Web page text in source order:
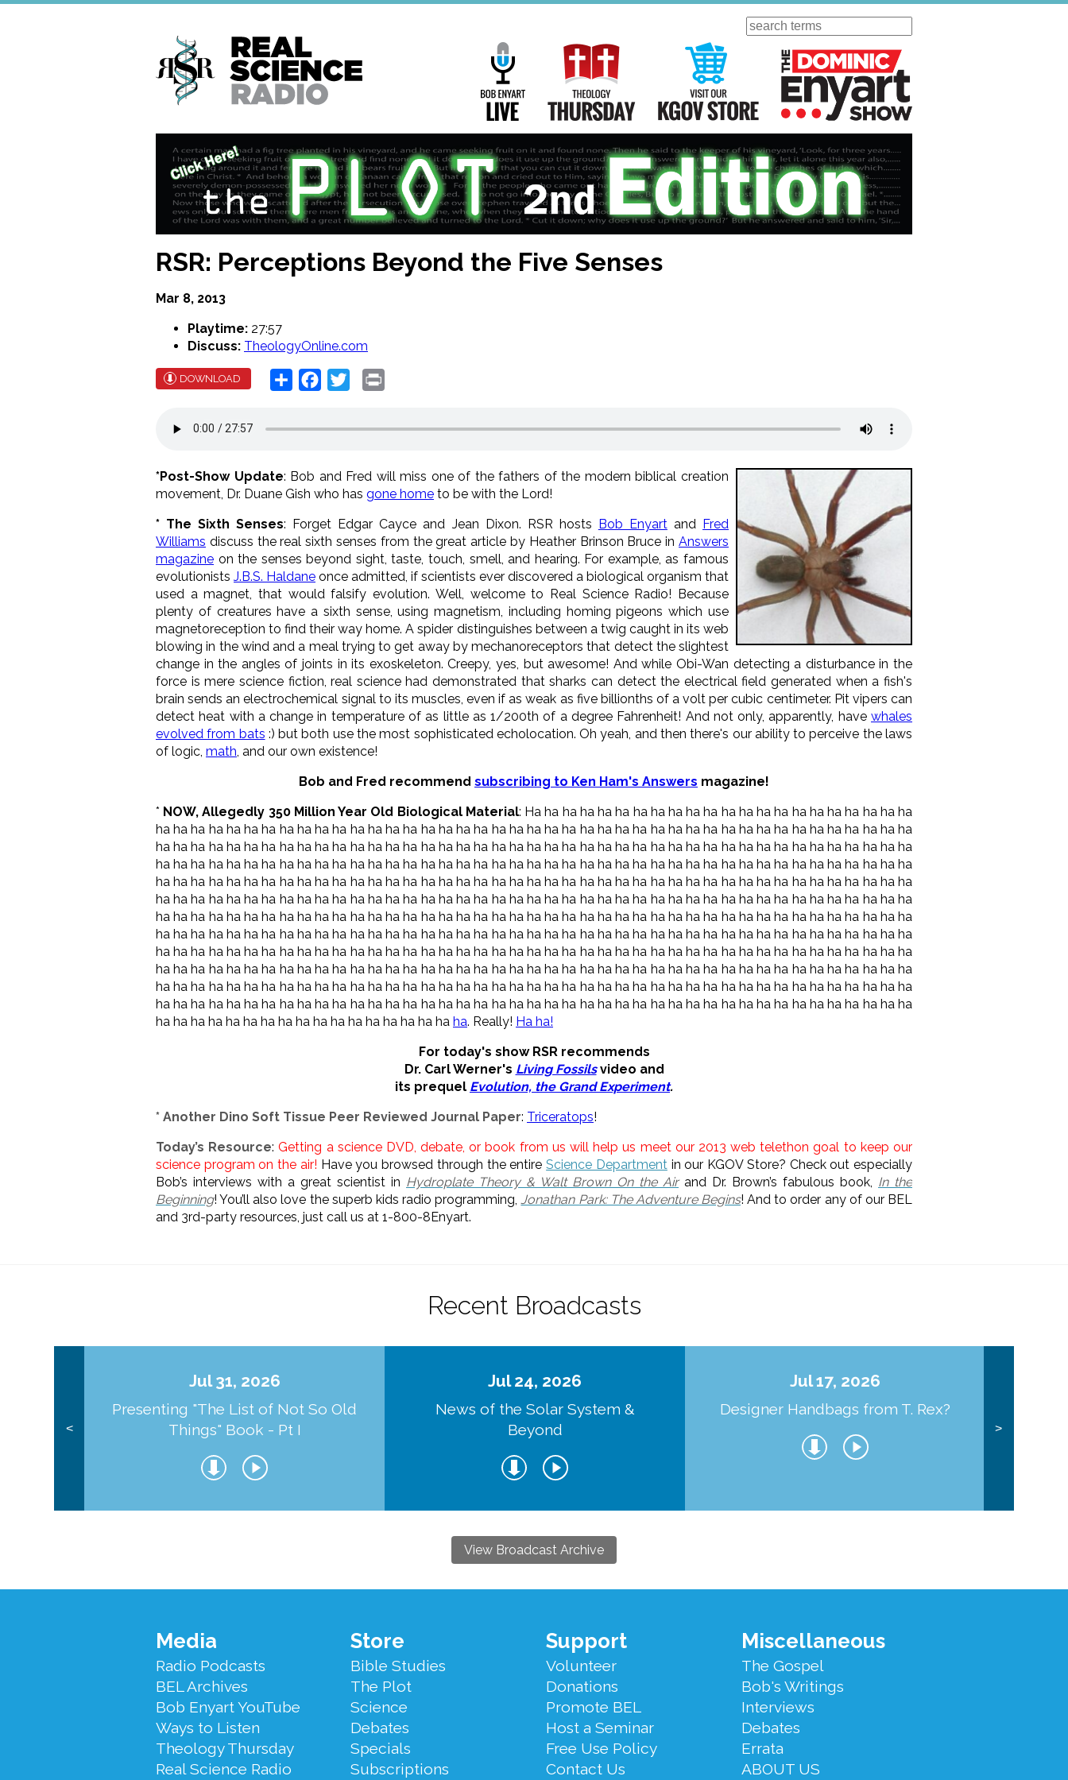
Skip
Search
Main
Navigation
Bob Enyart Live Theology Thursday Visit Our KGOV Store
RSR: Perceptions Beyond the Five Senses
Mar 8, 2013
Playtime: 27:57
Discuss: TheologyOnline.com
DOWNLOAD Share Facebook
Twitter
*Post-Show Update: Bob and Fred will miss one of the fathers of the modern biblical creation
movement, Dr. Duane Gish who has gone home to be with the Lord!
* The Sixth Senses: Forget Edgar Cayce and Jean Dixon. RSR hosts Bob Enyartand Fred
Williams discuss the real sixth senses from the great article by Heather Brinson Bruce in Answers
magazine on the senses beyond sight, taste, touch, smell, and hearing. For example, as famous
evolutionists J.B.S. Haldane once admitted, if scientists ever discovered a biological organism that
used a magnet, that would falsify evolution. Well, welcome to Real Science Radio! Because
plenty of creatures have a sixth sense, using magnetism, including homing pigeons which use
magnetoreception to find their way home. A spider distinguishes between a twig caught in its web
blowing in the wind and a meal trying to get away by mechanoreceptors that detect the slightest
change in the angles of joints in its exoskeleton. Creepy, yes, but awesome! And while Obi-Wan detecting a disturbance in the
force is mere science fiction, real science had demonstrated that sharks can detect the electrical field generated when a fish's
brain sends an electrochemical signal to its muscles, even if as weak as five billionths of a volt per cubic centimeter. Pit vipers can
detect heat with a change in temperature of as little as 1/200th of a degree Fahrenheit! And not only, apparently, have whales
evolved from bats :) but both use the most sophisticated echolocation. Oh yeah, and then there's our ability to perceive the laws
of logic, math , and our own existence!
Bob and Fred recommend subscribing to Ken Ham's Answers magazine!
* NOW, Allegedly 350 Million Year Old Biological Material: Ha ha ha ha ha ha ha ha ha ha ha ha ha ha ha ha ha ha ha ha ha ha
ha ha ha ha ha ha ha ha ha ha ha ha ha ha ha ha ha ha ha ha ha ha ha ha ha ha ha ha ha ha ha ha ha ha ha ha ha ha ha ha ha ha ha
ha ha ha ha ha ha ha ha ha ha ha ha ha ha ha ha ha ha ha ha ha ha ha ha ha ha ha ha ha ha ha ha ha ha ha ha ha ha ha ha ha ha ha
ha ha ha ha ha ha ha ha ha ha ha ha ha ha ha ha ha ha ha ha ha ha ha ha ha ha ha ha ha ha ha ha ha ha ha ha ha ha ha ha ha ha ha
ha ha ha ha ha ha ha ha ha ha ha ha ha ha ha ha ha ha ha ha ha ha ha ha ha ha ha ha ha ha ha ha ha ha ha ha ha ha ha ha ha ha ha
ha ha ha ha ha ha ha ha ha ha ha ha ha ha ha ha ha ha ha ha ha ha ha ha ha ha ha ha ha ha ha ha ha ha ha ha ha ha ha ha ha ha ha
ha ha ha ha ha ha ha ha ha ha ha ha ha ha ha ha ha ha ha ha ha ha ha ha ha ha ha ha ha ha ha ha ha ha ha ha ha ha ha ha ha ha ha
ha ha ha ha ha ha ha ha ha ha ha ha ha ha ha ha ha ha ha ha ha ha ha ha ha ha ha ha ha ha ha ha ha ha ha ha ha ha ha ha ha ha ha
ha ha ha ha ha ha ha ha ha ha ha ha ha ha ha ha ha ha ha ha ha ha ha ha ha ha ha ha ha ha ha ha ha ha ha ha ha ha ha ha ha ha ha
ha ha ha ha ha ha ha ha ha ha ha ha ha ha ha ha ha ha ha ha ha ha ha ha ha ha ha ha ha ha ha ha ha ha ha ha ha ha ha ha ha ha ha
ha ha ha ha ha ha ha ha ha ha ha ha ha ha ha ha ha ha ha ha ha ha ha ha ha ha ha ha ha ha ha ha ha ha ha ha ha ha ha ha ha ha ha
ha ha ha ha ha ha ha ha ha ha ha ha ha ha ha ha ha ha ha ha ha ha ha ha ha ha ha ha ha ha ha ha ha ha ha ha ha ha ha ha ha ha ha
ha ha ha ha ha ha ha ha ha ha ha ha ha ha ha ha ha ha. Really! Ha ha!
For today's show RSR recommends
Dr. Carl Werner's Living Fossilsvideo and
its prequel Evolution, the Grand Experiment.
* Another Dino Soft Tissue Peer Reviewed Journal Paper: Triceratops!
Today’s Resource:Getting a science DVD, debate, or book from us will help us meet our 2013 web telethon goal to keep our
science program on the air! Have you browsed through the entireScience Department in our KGOV Store? Check out especially
Bob’s interviews with a great scientist in Hydroplate Theory & Walt Brown On the Airand Dr. Brown’s fabulous book, In the
Beginning! You’ll also love the superb kids radio programming, Jonathan Park: The Adventure Begins! And to order any of our BEL
and 3rd-party resources, just call us at 1-800-8Enyart.
Recent Broadcasts
<
Jul 31, 2026
Presenting "The List of Not So Old
Things" Book - Pt I
Jul 24, 2026
News of the Solar System &
Beyond
Jul 17, 2026
Designer Handbags from T. Rex?
>
View Broadcast Archive
Footer
Menu
Media
Radio Podcasts
BEL Archives
Bob Enyart YouTube
Ways to Listen
Theology Thursday
Real Science Radio
Store
Bible Studies
The Plot
Science
Debates
Specials
Subscriptions
Support
Volunteer
Donations
Promote BEL
Host a Seminar
Free Use Policy
Contact Us
Miscellaneous
The Gospel
Bob's Writings
Interviews
Debates
Errata
ABOUT US